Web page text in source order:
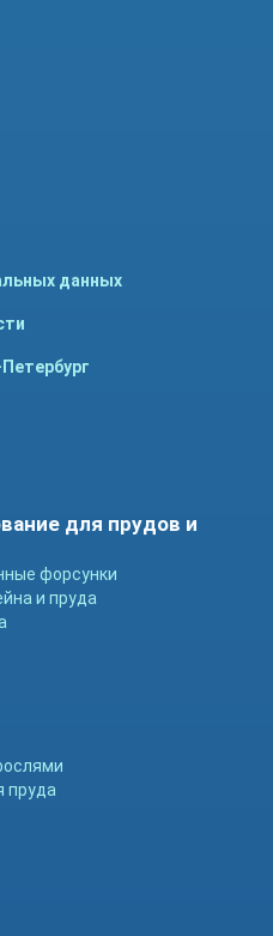
данных
для прудов и
форсунки
и пруда
пруда